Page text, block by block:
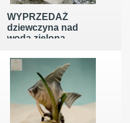
WYPRZEDAŻ
dziewczyna nad
wodą zielona
lata 60te taniej